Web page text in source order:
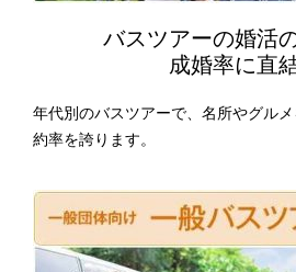
バスツアーの婚活
成婚率に直結
年代別のバスツアーで、名所やグル
約率を誇ります。